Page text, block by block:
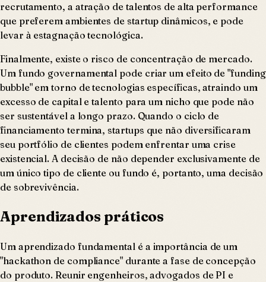
recrutamento, a atração de talentos de alta performance
que preferem ambientes de startup dinâmicos, e pode
levar à estagnação tecnológica.
Finalmente, existe o risco de concentração de mercado.
Um fundo governamental pode criar um efeito de "funding
bubble" em torno de tecnologias específicas, atraindo um
excesso de capital e talento para um nicho que pode não
ser sustentável a longo prazo. Quando o ciclo de
financiamento termina, startups que não diversificaram
seu portfólio de clientes podem enfrentar uma crise
existencial. A decisão de não depender exclusivamente de
um único tipo de cliente ou fundo é, portanto, uma decisão
de sobrevivência.
Aprendizados práticos
Um aprendizado fundamental é a importância de um
"hackathon de compliance" durante a fase de concepção
do produto. Reunir engenheiros, advogados de PI e